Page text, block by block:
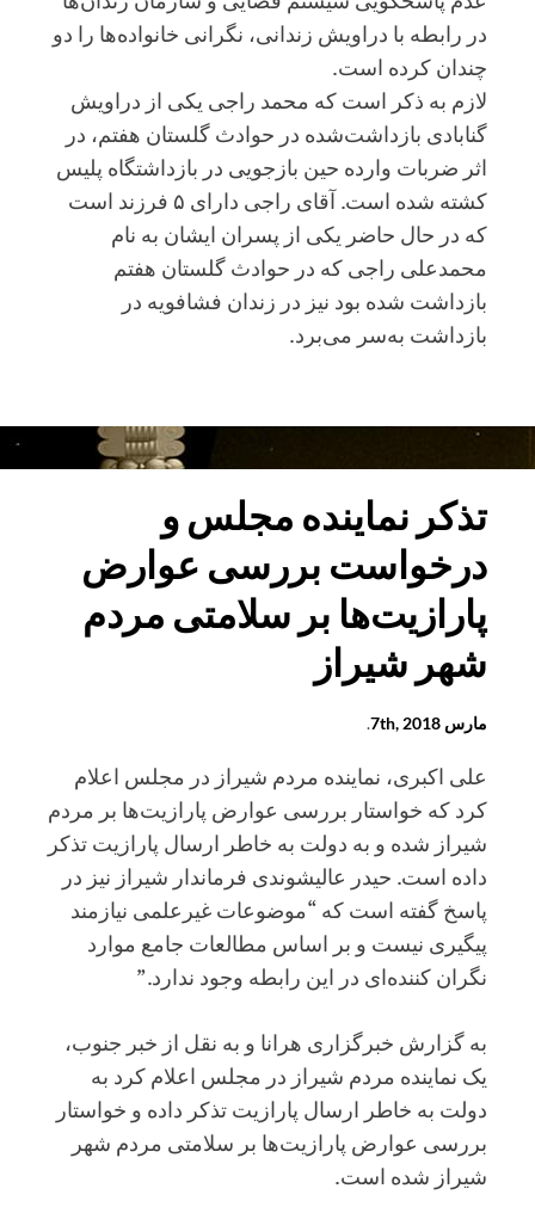
در رابطه با دراویش زندانی، نگرانی خانواده‌ها را دو
چندان کرده است.
لازم به ذکر است که محمد راجی یکی از دراویش
گنابادی بازداشت‌شده در حوادث گلستان هفتم، در
اثر ضربات وارده حین بازجویی در بازداشتگاه پلیس
کشته شده است. آقای راجی دارای ۵ فرزند است
که در حال حاضر یکی از پسران ایشان به نام
محمدعلی راجی که در حوادث گلستان هفتم
بازداشت شده بود نیز در زندان فشافویه در
بازداشت به‌سر می‌برد.
هفته
وضعیت
بیش
از
۱۰
درویش
زندانی
تذکر نماینده مجلس و
درخواست بررسی عوارض
پارازیت‌ها بر سلامتی مردم
شهر شیراز
مارس 7th, 2018 .
علی اکبری، نماینده مردم شیراز در مجلس اعلام
کرد که خواستار بررسی عوارض پارازیت‌ها بر مردم
شیراز شده و به دولت به خاطر ارسال پارازیت تذکر
داده است. حیدر عالیشوندی فرماندار شیراز نیز در
پاسخ گفته است که “موضوعات غیرعلمی نیازمند
پیگیری نیست و بر اساس مطالعات جامع موارد
نگران کننده‌ای در این رابطه وجود ندارد.”
به گزارش خبرگزاری هرانا و به نقل از خبر جنوب،
یک نماینده مردم شیراز در مجلس اعلام کرد به
دولت به خاطر ارسال پارازیت تذکر داده و خواستار
بررسی عوارض پارازیت‌ها بر سلامتی مردم شهر
شیراز شده است.